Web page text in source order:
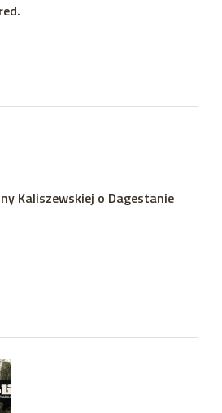
Kaliszewskiej o Dagestanie